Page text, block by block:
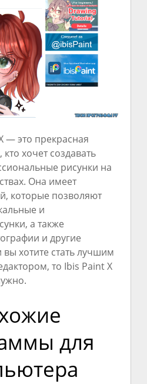
— это прекрасная
хочет создавать
рисунки на
Она имеет
которые позволяют
и
а также
и другие
хотите стать лучшим
то Ibis Paint X
для